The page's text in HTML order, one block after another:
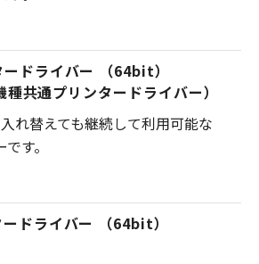
ドライバー （64bit）
共通プリンタードライバー）
れ替えても継続して利用可能な
す。
ドライバー （64bit）